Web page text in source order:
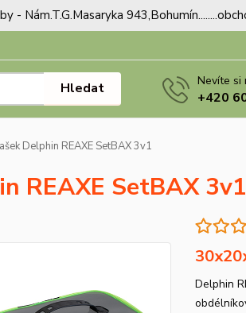
- Nám.T.G.Masaryka
Hledat Nevíte si
+420
Delphin REAXE SetBAX 3v1
REAXE SetBAX 3v1
Delphin